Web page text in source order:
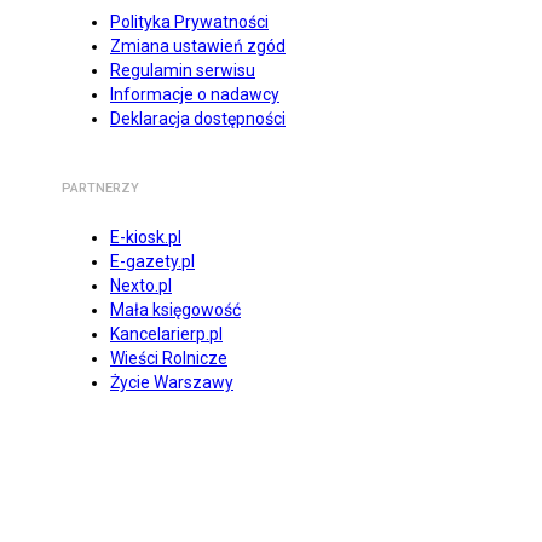
Polityka Prywatności
Zmiana ustawień zgód
Regulamin serwisu
Informacje o nadawcy
Deklaracja dostępności
PARTNERZY
E-kiosk.pl
E-gazety.pl
Nexto.pl
Mała księgowość
Kancelarierp.pl
Wieści Rolnicze
Życie Warszawy